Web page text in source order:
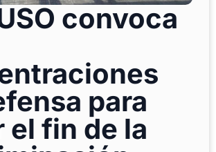
convoca
para
el fin de la